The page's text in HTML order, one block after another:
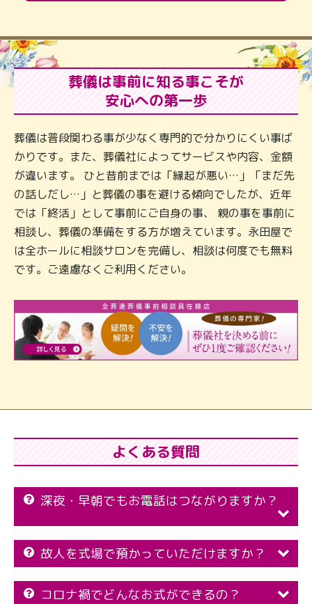
葬儀は事前に知る事こそが
安心への第一歩
葬儀は普段関わる事が少なく専門的で分かりにくい事ば
かりです。また、葬儀社によってサービスや内容、金額
が違います。 ひと昔前までは「縁起が悪い…」「まだ先
の話しだし…」と葬儀の事を避ける傾向でしたが、近年
では「終活」として事前にご自身の事、 親の事を事前に
相談し、葬儀の準備をする方が増えています。永田屋で
は全ホールに相談サロンを完備し、相談は何度でも無料
です。ご遠慮なくご利用ください。
よくある質問
深夜・早朝でもお電話はつながりますか？
故人を式場で預かっていただけますか？
コロナ禍でどんなお式ができるの？